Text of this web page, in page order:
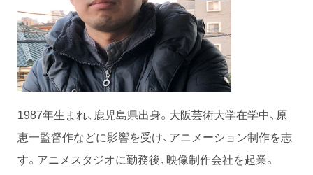
1987年生まれ、鹿児島県出身。大阪芸術大学在学中、原
恵一監督作などに影響を受け、アニメーション制作を志
す。アニメスタジオに勤務後、映像制作会社を起業。